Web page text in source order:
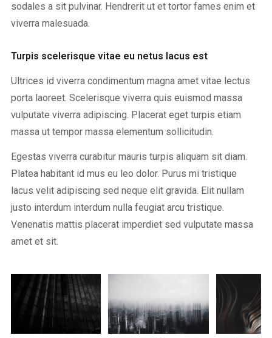
sodales a sit pulvinar. Hendrerit ut et tortor fames enim et
viverra malesuada.
Turpis scelerisque vitae eu netus lacus est
Ultrices id viverra condimentum magna amet vitae lectus
porta laoreet. Scelerisque viverra quis euismod massa
vulputate viverra adipiscing. Placerat eget turpis etiam
massa ut tempor massa elementum sollicitudin.
Egestas viverra curabitur mauris turpis aliquam sit diam.
Platea habitant id mus eu leo dolor. Purus mi tristique
lacus velit adipiscing sed neque elit gravida. Elit nullam
justo interdum interdum nulla feugiat arcu tristique.
Venenatis mattis placerat imperdiet sed vulputate massa
amet et sit.